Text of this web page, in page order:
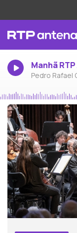
Manhã
Pedro Rafael